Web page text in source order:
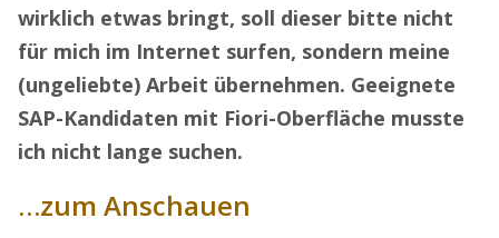
wirklich etwas bringt, soll dieser bitte nicht
für mich im Internet surfen, sondern meine
(ungeliebte) Arbeit übernehmen. Geeignete
SAP-Kandidaten mit Fiori-Oberfläche musste
ich nicht lange suchen.
…zum Anschauen